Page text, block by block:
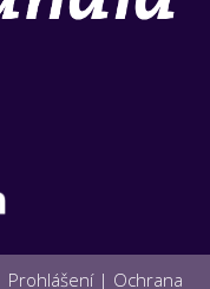
Prohlášení| Ochrana